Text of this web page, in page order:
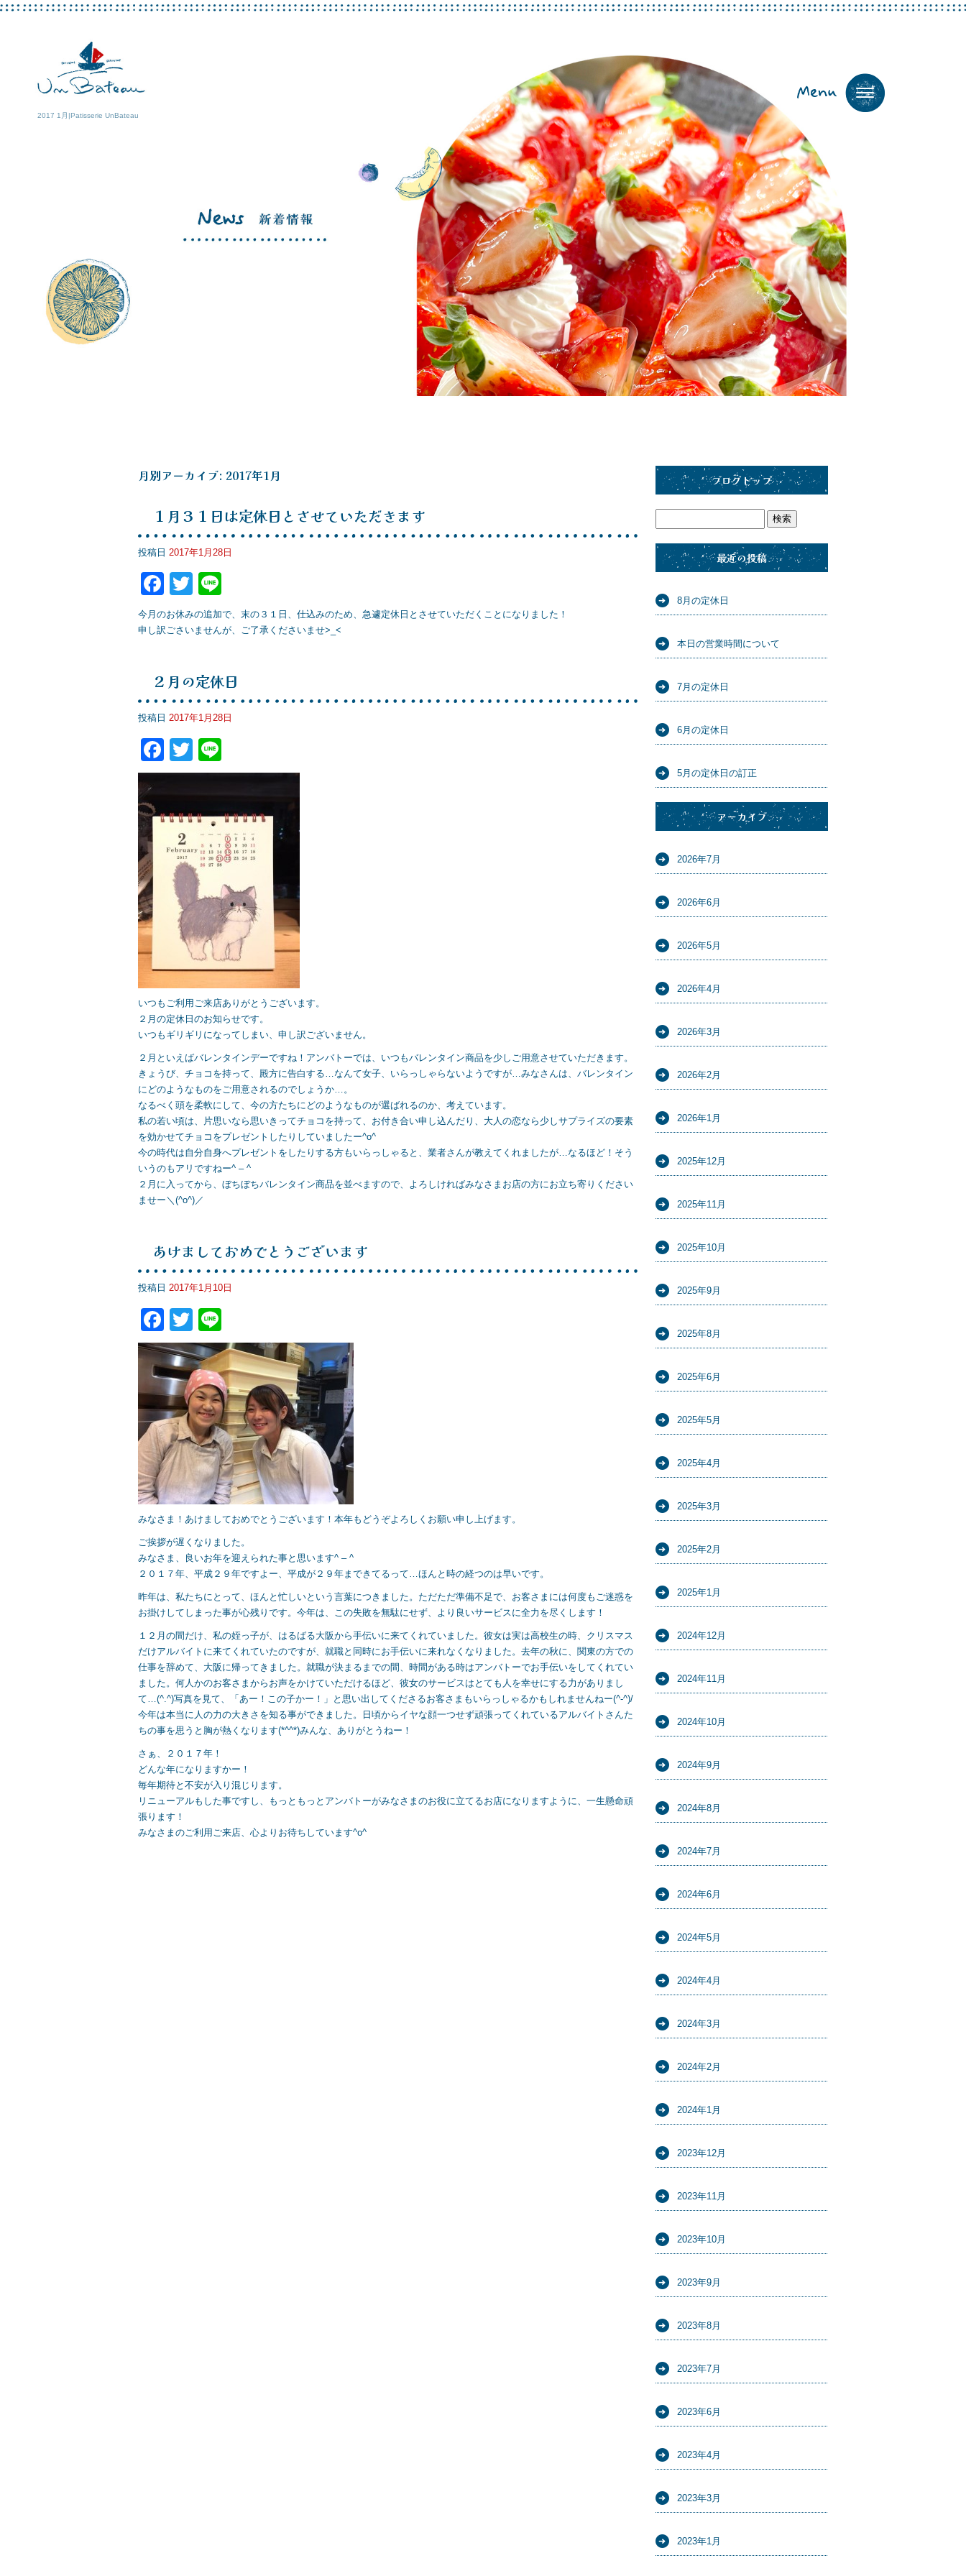
2017 1月|Patisserie UnBateau
月別アーカイブ: 2017年1月
１月３１日は定休日とさせていただきます
投稿日 2017年1月28日
F
a
c
b
o
o
k
T
wi
tt
n
e
今月のお休みの追加で、末の３１日、仕込みのため、急遽定休日とさせていただくことになりました！
申し訳ごさいませんが、ご了承くださいませ>_<
２月の定休日
投稿日 2017年1月28日
F
a
e
b
o
o
T
wi
er
n
いつもご利用ご来店ありがとうございます。
２月の定休日のお知らせです。
いつもギリギリになってしまい、申し訳ございません。
２月といえばバレンタインデーですね！アンバトーでは、いつもバレンタイン商品を少しご用意させていただきます。
きょうび、チョコを持って、殿方に告白する…なんて女子、いらっしゃらないようですが…みなさんは、バレンタイン
にどのようなものをご用意されるのでしょうか…。
なるべく頭を柔軟にして、今の方たちにどのようなものが選ばれるのか、考えています。
私の若い頃は、片思いなら思いきってチョコを持って、お付き合い申し込んだり、大人の恋なら少しサプライズの要素
を効かせてチョコをプレゼントしたりしていましたー^o^
今の時代は自分自身へプレゼントをしたりする方もいらっしゃると、業者さんが教えてくれましたが…なるほど！そう
いうのもアリですねー^ – ^
２月に入ってから、ぼちぼちバレンタイン商品を並べますので、よろしければみなさまお店の方にお立ち寄りください
ませー＼(^o^)／
あけましておめでとうございます
投稿日 2017年1月10日
F
a
c
e
b
o
o
k
T
wi
tt
er
n
e
みなさま！あけましておめでとうございます！本年もどうぞよろしくお願い申し上げます。
ご挨拶が遅くなりました。
みなさま、良いお年を迎えられた事と思います^ – ^
２０１７年、平成２９年ですよー、平成が２９年まできてるって…ほんと時の経つのは早いです。
昨年は、私たちにとって、ほんと忙しいという言葉につきました。ただただ準備不足で、お客さまには何度もご迷惑を
お掛けしてしまった事が心残りです。今年は、この失敗を無駄にせず、より良いサービスに全力を尽くします！
１２月の間だけ、私の姪っ子が、はるばる大阪から手伝いに来てくれていました。彼女は実は高校生の時、クリスマス
だけアルバイトに来てくれていたのですが、就職と同時にお手伝いに来れなくなりました。去年の秋に、関東の方での
仕事を辞めて、大阪に帰ってきました。就職が決まるまでの間、時間がある時はアンバトーでお手伝いをしてくれてい
ました。何人かのお客さまからお声をかけていただけるほど、彼女のサービスはとても人を幸せにする力がありまし
て…(^.^)写真を見て、「あー！この子かー！」と思い出してくださるお客さまもいらっしゃるかもしれませんねー(^-^)/
今年は本当に人の力の大きさを知る事ができました。日頃からイヤな顔一つせず頑張ってくれているアルバイトさんた
ちの事を思うと胸が熱くなります(*^^*)みんな、ありがとうねー！
さぁ、２０１７年！
どんな年になりますかー！
毎年期待と不安が入り混じります。
リニューアルもした事ですし、もっともっとアンバトーがみなさまのお役に立てるお店になりますように、一生懸命頑
張ります！
みなさまのご利用ご来店、心よりお待ちしています^o^
ブログトップ
最近の投稿
8月の定休日
本日の営業時間について
7月の定休日
6月の定休日
5月の定休日の訂正
アーカイブ
2026年7月
2026年6月
2026年5月
2026年4月
2026年3月
2026年2月
2026年1月
2025年12月
2025年11月
2025年10月
2025年9月
2025年8月
2025年6月
2025年5月
2025年4月
2025年3月
2025年2月
2025年1月
2024年12月
2024年11月
2024年10月
2024年9月
2024年8月
2024年7月
2024年6月
2024年5月
2024年4月
2024年3月
2024年2月
2024年1月
2023年12月
2023年11月
2023年10月
2023年9月
2023年8月
2023年7月
2023年6月
2023年4月
2023年3月
2023年1月